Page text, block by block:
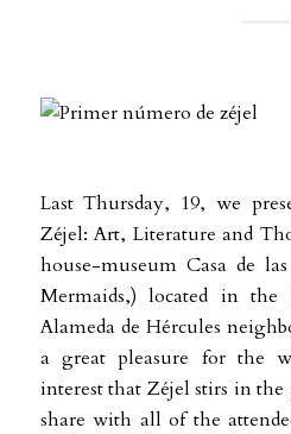
Last Thursday, 19, we
Zéjel: Art, Literature and
house-museum Casa de
Mermaids,) located in
Alameda de Hércules
a great pleasure for the
interest that Zéjel stirs in the
share with all of the